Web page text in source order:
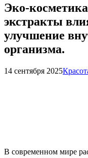
Эко-
экстракты
улучшение
организма.
14 сентября 2025
В современном мире